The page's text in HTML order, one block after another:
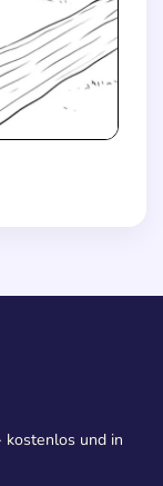
kostenlos und in